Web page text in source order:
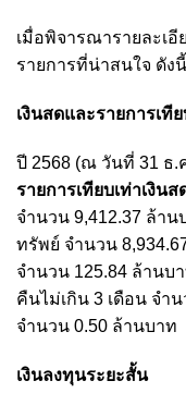
เมื่อพิจารณารายละเอี
รายการที่น่าสนใจ ดังนี้
เงินสดและรายการเที
ปี 2568 (ณ วันที่ 31 ธ.
รายการเทียบเท่าเงิน
จำนวน 9,412.37 ล้า
ทรัพย์ จำนวน
จำนวน 125.84 ล้านบ
คืนไม่เกิน 3 เดือน จำ
จำนวน 0.50 ล้านบาท
เงินลงทุนระยะสั้น